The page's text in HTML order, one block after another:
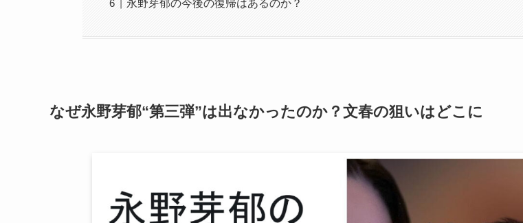
永野芽郁の今後の復帰はあるのか？
なぜ永野芽郁“第三弾”は出なかったのか？文春の狙いはどこに